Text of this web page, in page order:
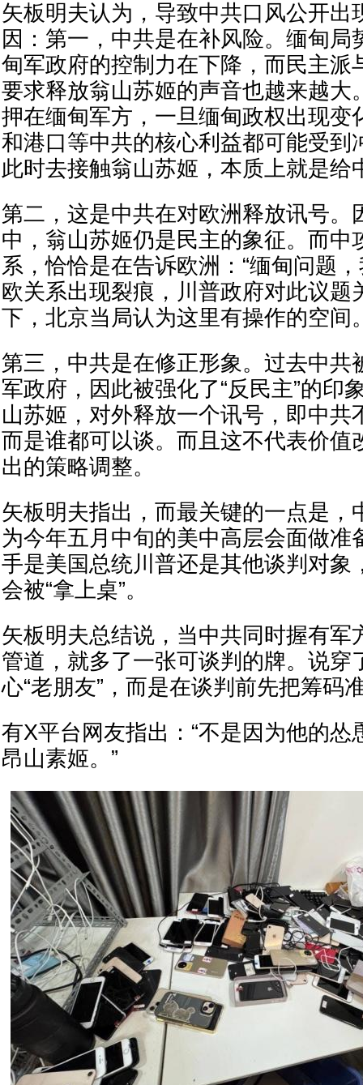
矢板明夫认为，导致中共口风公开出
因：第一，中共是在补风险。缅甸局
甸军政府的控制力在下降，而民主派
要求释放翁山苏姬的声音也越来越大
押在缅甸军方，一旦缅甸政权出现变
和港口等中共的核心利益都可能受到
此时去接触翁山苏姬，本质上就是给
第二，这是中共在对欧洲释放讯号。
中，翁山苏姬仍是民主的象征。而中
系，恰恰是在告诉欧洲：“缅甸问题
欧关系出现裂痕，川普政府对此议题
下，北京当局认为这里有操作的空间
第三，中共是在修正形象。过去中共
军政府，因此被强化了“反民主”的印
山苏姬，对外释放一个讯号，即中共
而是谁都可以谈。而且这不代表价值
出的策略调整。
矢板明夫指出，而最关键的一点是，
为今年五月中旬的美中高层会面做准
手是美国总统川普还是其他谈判对象
会被“拿上桌”。
矢板明夫总结说，当中共同时握有军
管道，就多了一张可谈判的牌。说穿
心“老朋友”，而是在谈判前先把筹码
有X平台网友指出：“不是因为他的怂
昂山素姬。”